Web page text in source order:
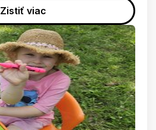
Zistiť viac